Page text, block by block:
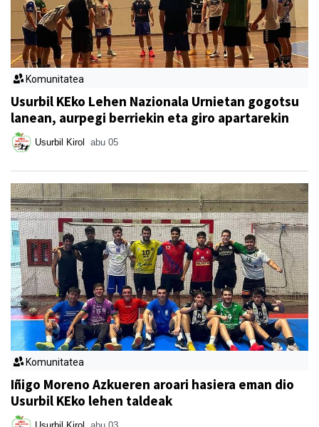
Komunitatea
Usurbil KEko Lehen Nazionala Urnietan gogotsu
lanean, aurpegi berriekin eta giro apartarekin
Usurbil Kirol abu 05
Komunitatea
Iñigo Moreno Azkueren aroari hasiera eman dio
Usurbil KEko lehen taldeak